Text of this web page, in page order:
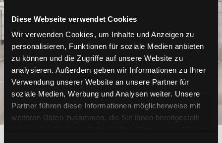
Diese Webseite verwendet Cookies
Wir verwenden Cookies, um Inhalte und Anzeigen zu
personalisieren, Funktionen für soziale Medien anbieten
zu können und die Zugriffe auf unsere Website zu
analysieren. Außerdem geben wir Informationen zu Ihrer
Verwendung unserer Website an unsere Partner für
soziale Medien, Werbung und Analysen weiter. Unsere
Partner führen diese Informationen möglicherweise mit
weiteren Daten zusammen, die Sie ihnen bereitgestellt